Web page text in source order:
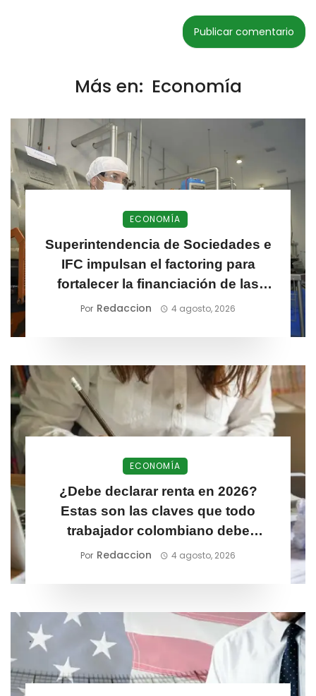
Más en: Economía
ECONOMÍA
Superintendencia de Sociedades e
IFC impulsan el factoring para
fortalecer la financiación de las
MiPymes
Por Redaccion 4 agosto, 2026
ECONOMÍA
¿Debe declarar renta en 2026?
Estas son las claves que todo
trabajador colombiano debe
conocer
Por Redaccion 4 agosto, 2026